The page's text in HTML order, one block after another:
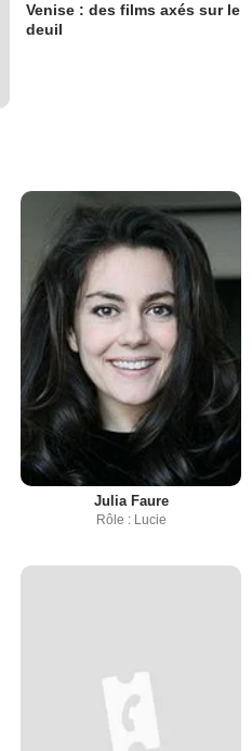
Venise : des films axés sur le
deuil
Julia Faure
Rôle : Lucie